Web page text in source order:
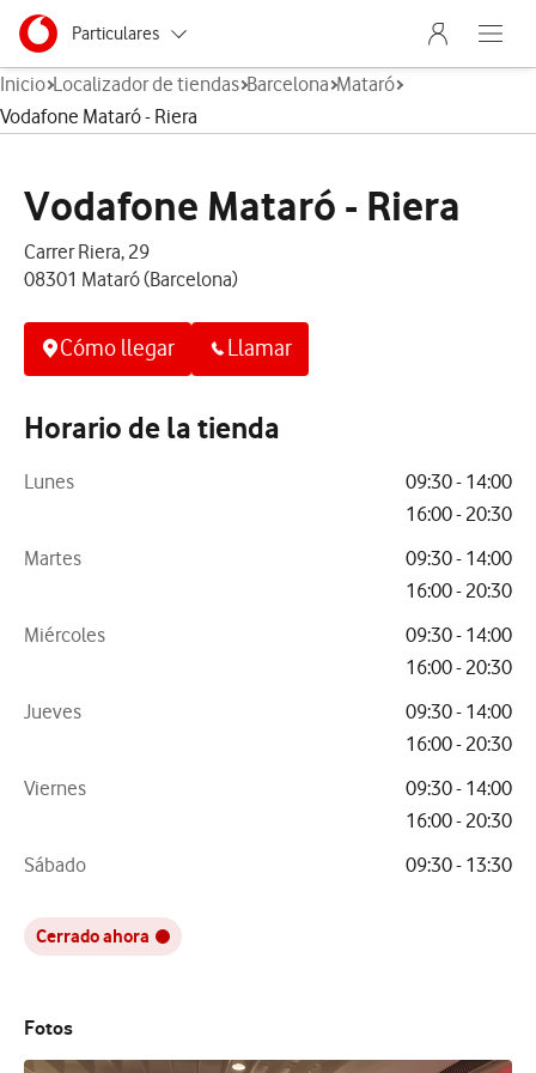
Ir a la pagina principal de vodafone.es
Menu navegación Segmento
Particulares
Autónomos
Grandes empresas
Menu
Abre el
Inicio Localizador de tiendas Barcelona Mataró
Vodafone Mataró - Riera
Vodafone Mataró - Riera
Carrer Riera, 29
08301 Mataró (Barcelona)
Cómo llegar Llamar
Horario de la tienda
Lunes
09:30 - 14:00
16:00 - 20:30
Martes
09:30 - 14:00
16:00 - 20:30
Miércoles
09:30 - 14:00
16:00 - 20:30
Jueves
09:30 - 14:00
16:00 - 20:30
Viernes
09:30 - 14:00
16:00 - 20:30
Sábado
09:30 - 13:30
Cerrado ahora
Fotos